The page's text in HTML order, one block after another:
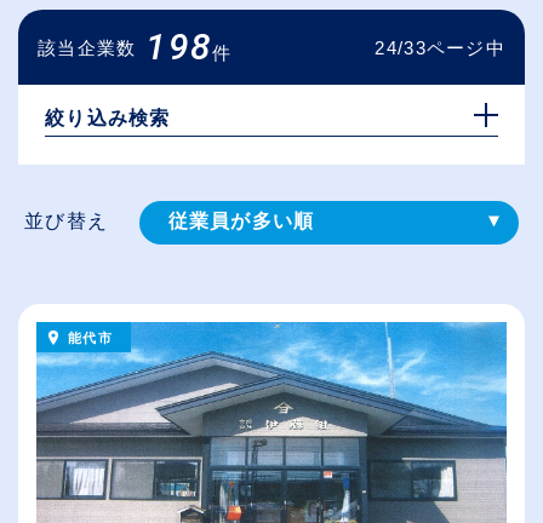
該当企業数 198件 24/33ページ中
絞り込み検索
並び替え 従業員が多い順
給与が高い順
（⾼卒の給与を基準）
休日数が多い順
能代市